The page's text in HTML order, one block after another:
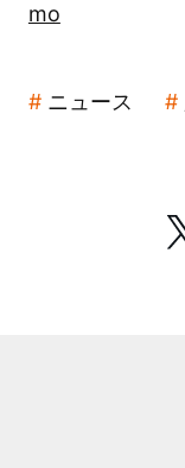
mo
ニュース